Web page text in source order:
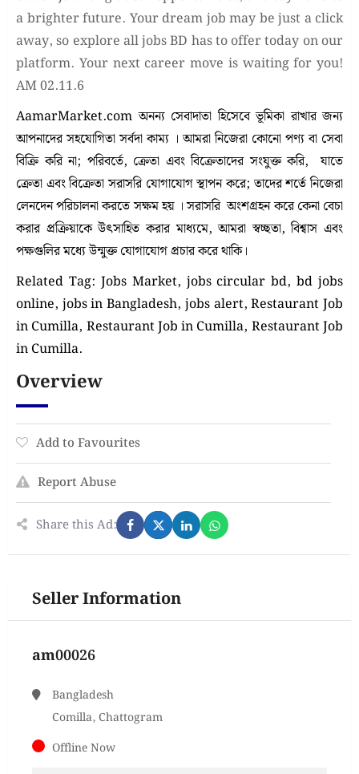
a brighter future. Your dream job may be just a click
away, so explore all jobs BD has to offer today on our
platform. Your next career move is waiting for you!
AM 02.11.6
AamarMarket.com অনন্য সেবাদাতা হিসেবে ভূমিকা রাখার জন্য
আপনাদের সহযোগিতা সর্বদা কাম্য । আমরা নিজেরা কোনো পণ্য বা সেবা
বিক্রি করি না; পরিবর্তে, ক্রেতা এবং বিক্রেতাদের সংযুক্ত করি, যাতে
ক্রেতা এবং বিক্রেতা সরাসরি যোগাযোগ স্থাপন করে; তাদের শর্তে নিজেরা
লেনদেন পরিচালনা করতে সক্ষম হয় । সরাসরি অংশগ্রহন করে কেনা বেচা
করার প্রক্রিয়াকে উৎসাহিত করার মাধ্যমে, আমরা স্বচ্ছতা, বিশ্বাস এবং
পক্ষগুলির মধ্যে উন্মুক্ত যোগাযোগ প্রচার করে থাকি।
Related Tag: Jobs Market, jobs circular bd, bd jobs
online, jobs in Bangladesh, jobs alert, Restaurant Job
in Cumilla, Restaurant Job in Cumilla, Restaurant Job
in Cumilla.
Overview
Add to Favourites
Report Abuse
Share this Ad:
Seller Information
am00026
Bangladesh
Comilla, Chattogram
Offline Now